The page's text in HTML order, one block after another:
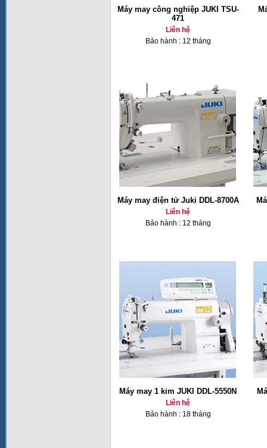
Máy may công nghiệp JUKI TSU-
471
Liên hệ
Bảo hành : 12 tháng
Máy may điện tử Juki DDL-8700A
Liên hệ
Bảo hành : 12 tháng
Máy may 1 kim JUKI DDL-5550N
Liên hệ
Bảo hành : 18 tháng